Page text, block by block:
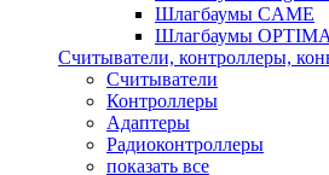
Шлагбаумы CAME
Шлагбаумы OPTIMA
Считыватели, контроллеры,
Считыватели
Контроллеры
Адаптеры
Радиоконтроллеры
показать все